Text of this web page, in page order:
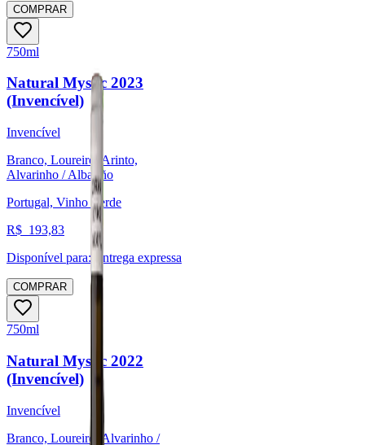
COMPRAR
750ml
Natural Mystic 2023
(Invencível)
Invencível
Branco, Loureiro, Arinto,
Alvarinho / Albariño
Portugal, Vinho Verde
R$ 193,83
Disponível para:
Entrega expressa
COMPRAR
750ml
Natural Mystic 2022
(Invencível)
Invencível
Branco, Loureiro, Alvarinho /